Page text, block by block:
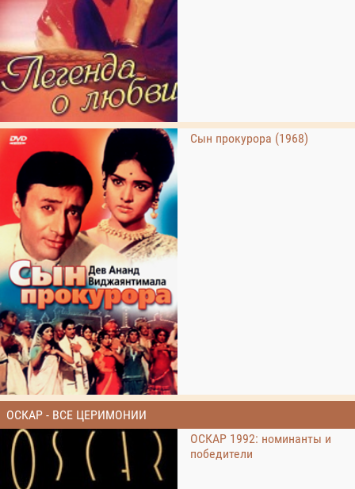
Сын прокурора (1968)
ОСКАР - ВСЕ ЦЕРИМОНИИ
ОСКАР 1992: номинанты и
победители